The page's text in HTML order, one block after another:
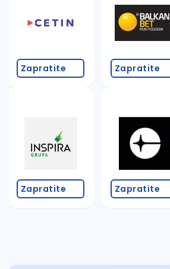
Takođe možete da:
proverite pravopisne
promenite odabrane
Zapratite
Zapratite
Zapratite
Zapratite